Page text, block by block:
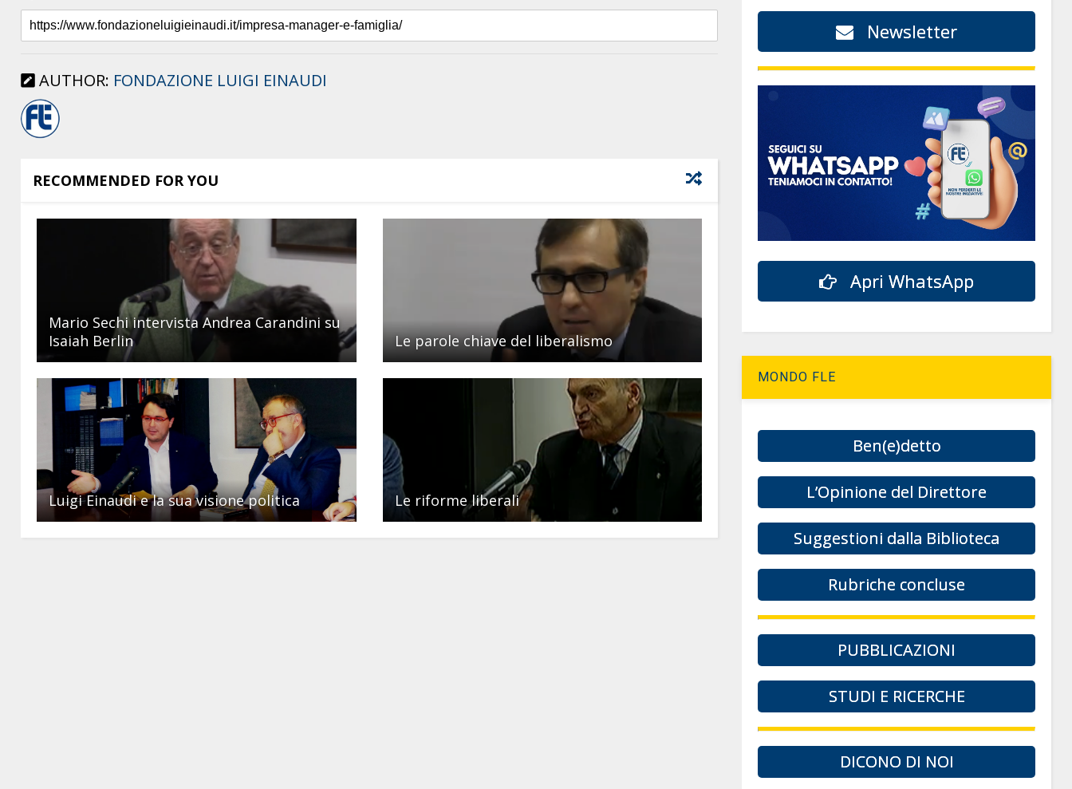
AUTHOR: FONDAZIONE LUIGI EINAUDI
RECOMMENDED FOR YOU
Mario Sechi intervista Andrea Carandini su
Isaiah Berlin
Le parole chiave del liberalismo
Luigi Einaudi e la sua visione politica Le riforme liberali
Newsletter
Apri WhatsApp
MONDO FLE
Ben(e)detto
L’Opinione del Direttore
Suggestioni dalla Biblioteca
Rubriche concluse
PUBBLICAZIONI
STUDI E RICERCHE
DICONO DI NOI